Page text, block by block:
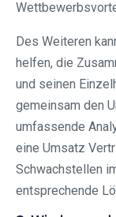
Des Weiteren
helfen, die
und seinen
gemeinsam den
umfassende
eine Umsatz
Schwachstellen
entsprechende